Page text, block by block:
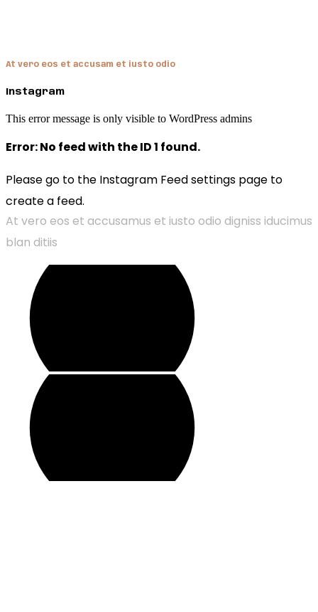
At vero eos et accusam et iusto odio
Instagram
This error message is only visible to WordPress admins
Error: No feed with the ID 1 found.
Please go to the Instagram Feed settings page to
create a feed.
At vero eos et accusamus et iusto odio digniss iducimus
blan ditiis